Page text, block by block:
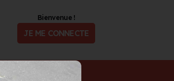
Bienvenue !
JE ME CONNECTE
Offres d'Emploi